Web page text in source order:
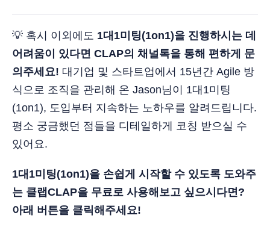
💡 혹시 이외에도 1대1미팅(1on1)을 진행하시는 데
어려움이 있다면 CLAP의 채널톡을 통해 편하게 문
의주세요! 대기업 및 스타트업에서 15년간 Agile 방
식으로 조직을 관리해 온 Jason님이 1대1미팅
(1on1), 도입부터 지속하는 노하우를 알려드립니다.
평소 궁금했던 점들을 디테일하게 코칭 받으실 수
있어요.
1대1미팅(1on1)을 손쉽게 시작할 수 있도록 도와주
는 클랩CLAP을 무료로 사용해보고 싶으시다면?
아래 버튼을 클릭해주세요!